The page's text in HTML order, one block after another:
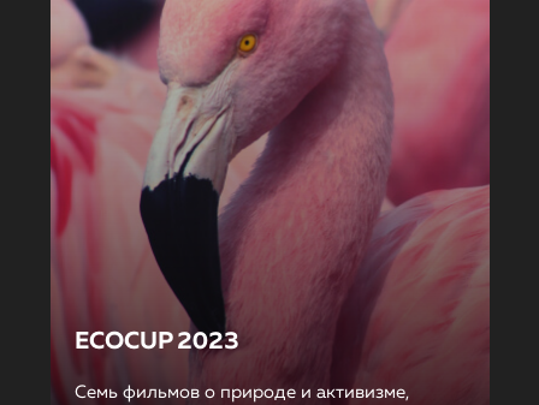
ECOCUP 2023
Семь фильмов о природе и активизме,